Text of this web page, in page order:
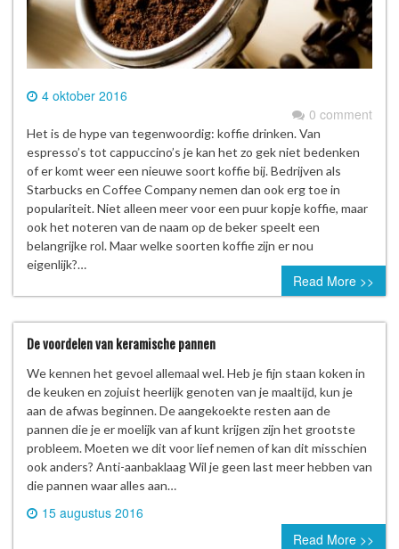
4 oktober 2016
0 comment
Het is de hype van tegenwoordig: koffie drinken. Van
espresso’s tot cappuccino’s je kan het zo gek niet bedenken
of er komt weer een nieuwe soort koffie bij. Bedrijven als
Starbucks en Coffee Company nemen dan ook erg toe in
populariteit. Niet alleen meer voor een puur kopje koffie, maar
ook het noteren van de naam op de beker speelt een
belangrijke rol. Maar welke soorten koffie zijn er nou
eigenlijk?…
Read More >>
De voordelen van keramische pannen
We kennen het gevoel allemaal wel. Heb je fijn staan koken in
de keuken en zojuist heerlijk genoten van je maaltijd, kun je
aan de afwas beginnen. De aangekoekte resten aan de
pannen die je er moelijk van af kunt krijgen zijn het grootste
probleem. Moeten we dit voor lief nemen of kan dit misschien
ook anders? Anti-aanbaklaag Wil je geen last meer hebben van
die pannen waar alles aan…
15 augustus 2016
0 comment
Read More >>